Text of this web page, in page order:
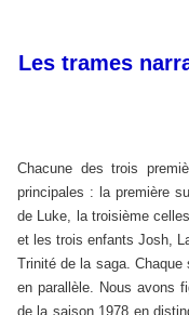
Les trames
Chacune des trois
principales : la première
de Luke, la troisième
et les trois enfants Josh,
Trinité de la saga.
en parallèle. Nous avons
de la saison 1978 en